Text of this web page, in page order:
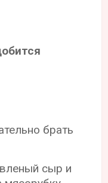
брать
сыр и